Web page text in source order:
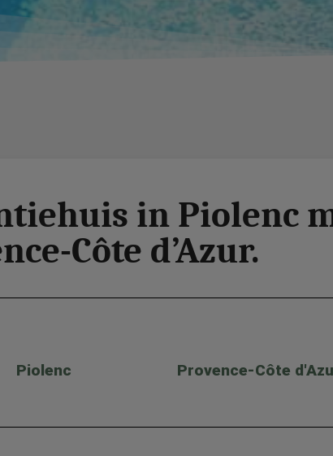
in Piolenc
Côte d’Azur.
Piolenc Provence-Côte